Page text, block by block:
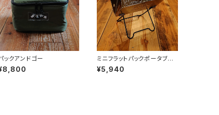
ックアンドゴー
ミニフラットパックポータブル
グリル＆ファイヤーピット
¥5,940